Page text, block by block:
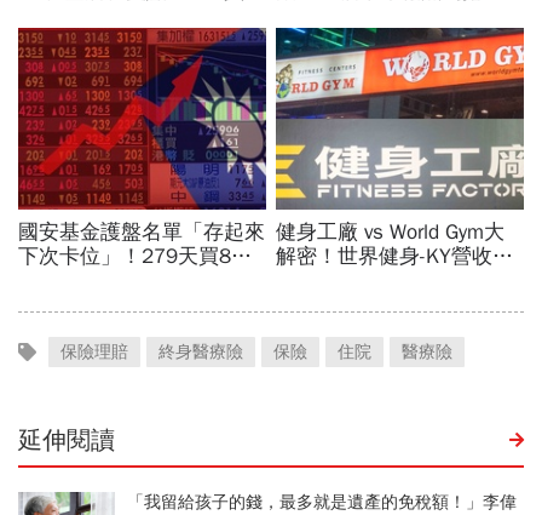
保險理賠 終身醫療險 保險 住院 醫療險
延伸閱讀
「我留給孩子的錢，最多就是遺產的免稅額！」李偉